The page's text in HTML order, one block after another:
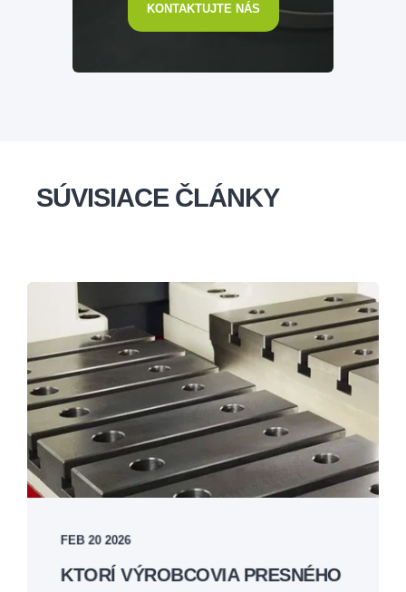
KONTAKTUJTE NÁS
SÚVISIACE ČLÁNKY
FEB 20 2026
KTORÍ VÝROBCOVIA PRESNÉHO